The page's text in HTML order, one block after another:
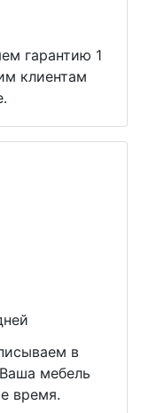
гарантию 1
клиентам
в
мебель
время.